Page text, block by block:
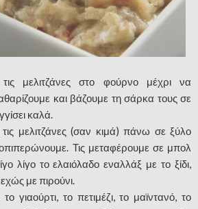
στο φούρνο μέχρι να
και βάζουμε τη σάρκα τους σε
καλά.
μελιτζάνες (σαν κιμά) πάνω σε ξύλο
Τις μεταφέρουμε σε μπολ
λίγο το ελαιόλαδο εναλλάξ με το ξίδι,
με πιρούνι.
το πετιμέζι, το μαϊντανό, το